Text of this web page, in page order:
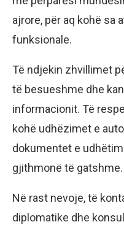
ajrore, për aq kohë sa
funksionale.
Të ndjekin zhvillimet
të besueshme dhe
informacionit. Të
kohë udhëzimet e
dokumentet e
gjithmonë të gatshme.
Në rast nevoje, të
diplomatike dhe